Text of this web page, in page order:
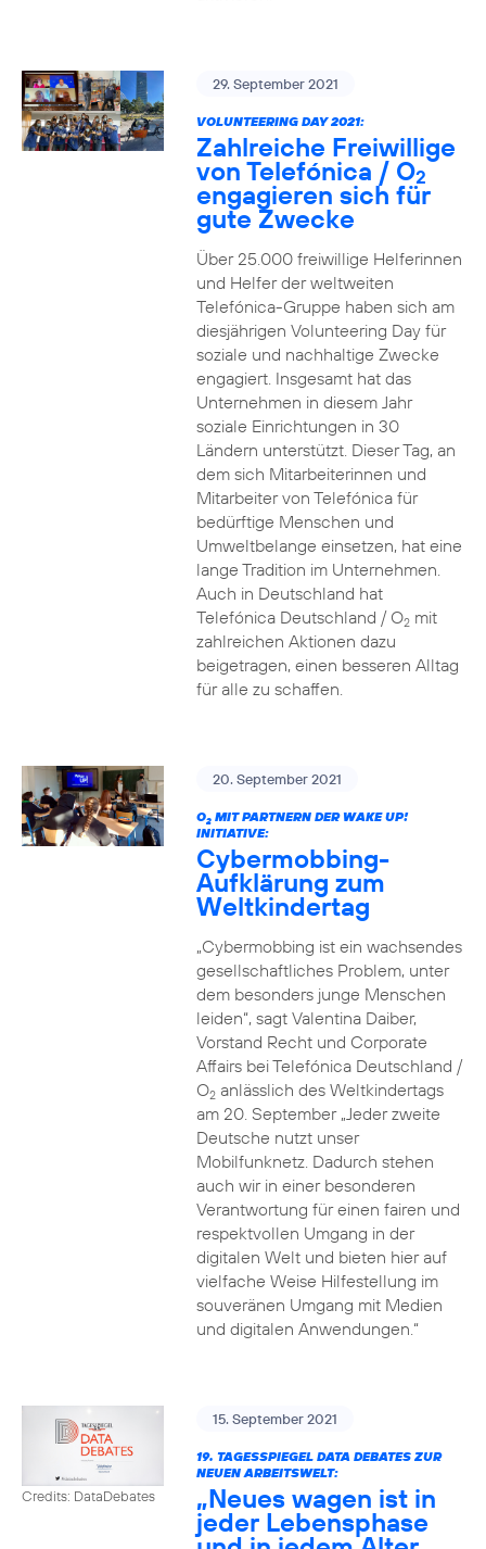
29. September 2021
VOLUNTEERING DAY 2021:
Zahlreiche Freiwillige
von Telefónica / O2
engagieren sich für
gute Zwecke
Über 25.000 freiwillige Helferinnen
und Helfer der weltweiten
Telefónica-Gruppe haben sich am
diesjährigen Volunteering Day für
soziale und nachhaltige Zwecke
engagiert. Insgesamt hat das
Unternehmen in diesem Jahr
soziale Einrichtungen in 30
Ländern unterstützt. Dieser Tag, an
dem sich Mitarbeiterinnen und
Mitarbeiter von Telefónica für
bedürftige Menschen und
Umweltbelange einsetzen, hat eine
lange Tradition im Unternehmen.
Auch in Deutschland hat
Telefónica Deutschland / O2mit
zahlreichen Aktionen dazu
beigetragen, einen besseren Alltag
für alle zu schaffen.
20. September 2021
O2MIT PARTNERN DER WAKE UP!
INITIATIVE:
Cybermobbing-
Aufklärung zum
Weltkindertag
„Cybermobbing ist ein wachsendes
gesellschaftliches Problem, unter
dem besonders junge Menschen
leiden“, sagt Valentina Daiber,
Vorstand Recht und Corporate
Affairs bei Telefónica Deutschland /
O2anlässlich des Weltkindertags
am 20. September „Jeder zweite
Deutsche nutzt unser
Mobilfunknetz. Dadurch stehen
auch wir in einer besonderen
Verantwortung für einen fairen und
respektvollen Umgang in der
digitalen Welt und bieten hier auf
vielfache Weise Hilfestellung im
souveränen Umgang mit Medien
und digitalen Anwendungen.“
Credits: DataDebates
15. September 2021
19. TAGESSPIEGEL DATA DEBATES ZUR
NEUEN ARBEITSWELT:
„Neues wagen ist in
jeder Lebensphase